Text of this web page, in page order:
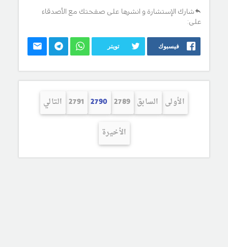
شارك الإستشارة و انشرها على صفحتك مع الأصدقاء
على:
فيسبوك تويتر
الأولى السابق 2789
2790
2791 التالي
الأخيرة